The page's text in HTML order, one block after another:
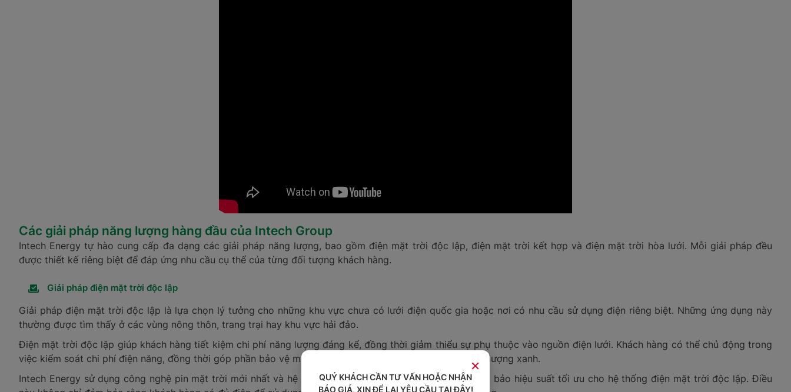
Các giải pháp năng lượng hàng đầu của Intech Group
Intech Energy tự hào cung cấp đa dạng các giải pháp năng lượng, bao gồm điện mặt trời độc lập, điện mặt trời kết hợp và điện mặt trời hòa lưới. Mỗi giải pháp đều
được thiết kế riêng biệt để đáp ứng nhu cầu cụ thể của từng đối tượng khách hàng.
Giải pháp điện mặt trời độc lập
Giải pháp điện mặt trời độc lập là lựa chọn lý tưởng cho những khu vực chưa có lưới điện quốc gia hoặc nơi có nhu cầu sử dụng điện riêng biệt. Những ứng dụng này
thường được tìm thấy ở các vùng nông thôn, trang trại hay khu vực hải đảo.
Điện mặt trời độc lập giúp khách hàng tiết kiệm chi phí năng lượng đáng kể, đồng thời giảm thiểu sự phụ thuộc vào nguồn điện lưới. Khách hàng có thể chủ động trong
việc kiểm soát chi phí điện năng, đồng thời góp phần bảo vệ môi trường bằng cách sử dụng nguồn năng lượng xanh.
Intech Energy sử dụng công nghệ pin mặt trời mới nhất và hệ thống lưu trữ năng lượng hiện đại để đảm bảo hiệu suất tối ưu cho hệ thống điện mặt trời độc lập. Điều
×
QUÝ KHÁCH CẦN TƯ VẤN HOẶC NHẬN
BÁO GIÁ, XIN ĐỂ LẠI YÊU CẦU TẠI ĐÂY!